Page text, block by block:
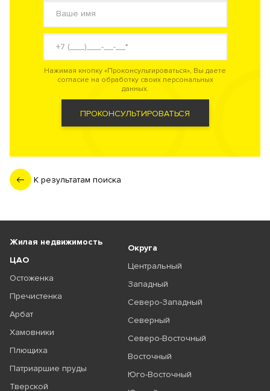
Нажимая кнопку «Проконсультироваться», Вы даете
согласие на обработку своих персональных
данных.
ПРОКОНСУЛЬТИРОВАТЬСЯ
К результатам поиска
Жилая недвижимость
ЦАО
Остоженка
Пречистенка
Арбат
Хамовники
Плющиха
Патриаршие пруды
Тверской
Округа
Центральный
Западный
Северо-Западный
Северный
Северо-Восточный
Восточный
Юго-Восточный